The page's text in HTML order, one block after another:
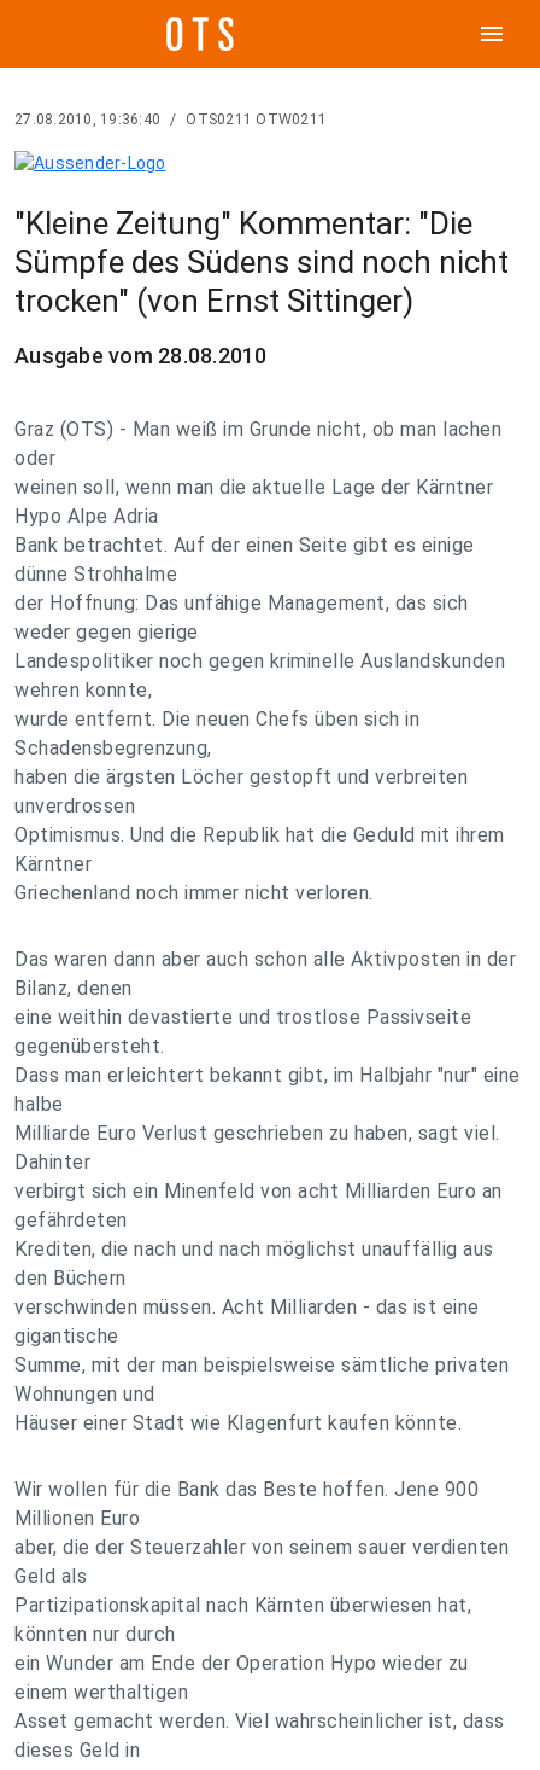
menu
27.08.2010, 19:36:40 / OTS0211 OTW0211
"Kleine Zeitung" Kommentar: "Die
Sümpfe des Südens sind noch nicht
trocken" (von Ernst Sittinger)
Ausgabe vom 28.08.2010
Graz (OTS) - Man weiß im Grunde nicht, ob man lachen
oder
weinen soll, wenn man die aktuelle Lage der Kärntner
Hypo Alpe Adria
Bank betrachtet. Auf der einen Seite gibt es einige
dünne Strohhalme
der Hoffnung: Das unfähige Management, das sich
weder gegen gierige
Landespolitiker noch gegen kriminelle Auslandskunden
wehren konnte,
wurde entfernt. Die neuen Chefs üben sich in
Schadensbegrenzung,
haben die ärgsten Löcher gestopft und verbreiten
unverdrossen
Optimismus. Und die Republik hat die Geduld mit ihrem
Kärntner
Griechenland noch immer nicht verloren.
Das waren dann aber auch schon alle Aktivposten in der
Bilanz, denen
eine weithin devastierte und trostlose Passivseite
gegenübersteht.
Dass man erleichtert bekannt gibt, im Halbjahr "nur" eine
halbe
Milliarde Euro Verlust geschrieben zu haben, sagt viel.
Dahinter
verbirgt sich ein Minenfeld von acht Milliarden Euro an
gefährdeten
Krediten, die nach und nach möglichst unauffällig aus
den Büchern
verschwinden müssen. Acht Milliarden - das ist eine
gigantische
Summe, mit der man beispielsweise sämtliche privaten
Wohnungen und
Häuser einer Stadt wie Klagenfurt kaufen könnte.
Wir wollen für die Bank das Beste hoffen. Jene 900
Millionen Euro
aber, die der Steuerzahler von seinem sauer verdienten
Geld als
Partizipationskapital nach Kärnten überwiesen hat,
könnten nur durch
ein Wunder am Ende der Operation Hypo wieder zu
einem werthaltigen
Asset gemacht werden. Viel wahrscheinlicher ist, dass
dieses Geld in